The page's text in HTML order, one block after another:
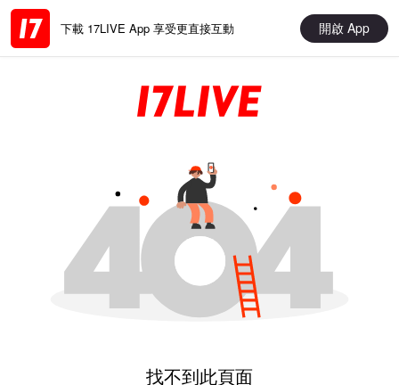
下載 17LIVE App 享受更直接互動 開啟 App
找不到此頁面